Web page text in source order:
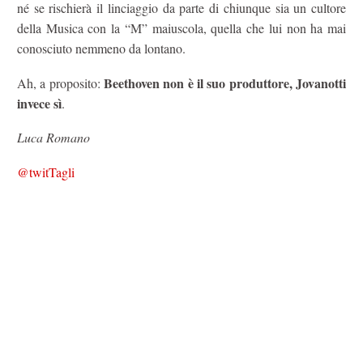
né se rischierà il linciaggio da parte di chiunque sia un cultore
della Musica con la “M” maiuscola, quella che lui non ha mai
conosciuto nemmeno da lontano.
Ah, a proposito: Beethoven non è il suo produttore, Jovanotti
invece sì.
Luca Romano
@twitTagli